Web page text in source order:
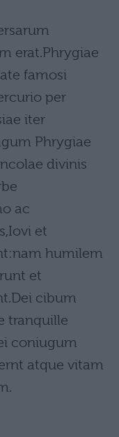
erat.Phrygiae
famosi
per
iter
Phrygiae
divinis
ac
et
humilem
et
cibum
tranquille
coniugum
atque vitam